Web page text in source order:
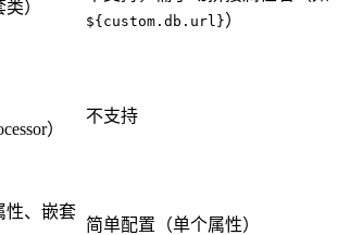
）
${custom.db.url}）
）
不支持
性、嵌套
简单配置（单个属性）